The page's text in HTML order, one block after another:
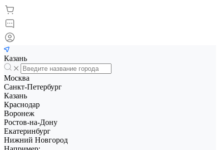
Казань
Москва
Санкт-Петербург
Казань
Краснодар
Воронеж
Ростов-на-Дону
Екатеринбург
Нижний Новгород